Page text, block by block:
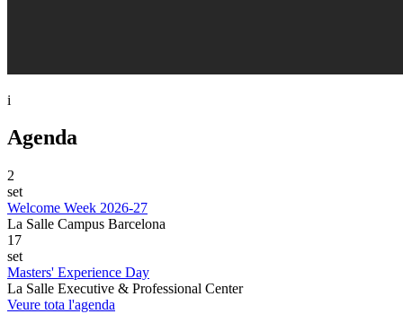
i
Agenda
2
set
Welcome Week 2026-27
La Salle Campus Barcelona
17
set
Masters' Experience Day
La Salle Executive & Professional Center
Veure tota l'agenda